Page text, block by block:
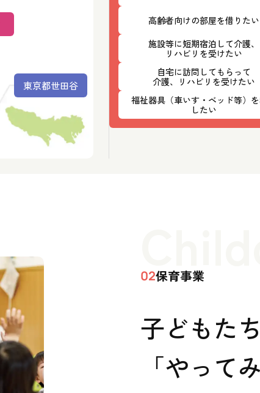
東京都世田谷
高齢者向けの部屋を借りたい
施設等に短期宿泊して介護、
リハビリを受けたい
自宅に訪問してもらって
介護、リハビリを受けたい
福祉器具（車いす・ベッド等）
したい
02保育事業
子どもた
「やって